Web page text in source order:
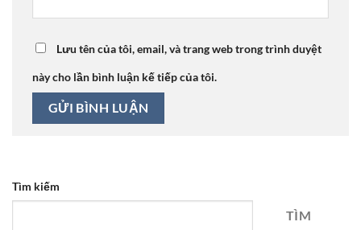
Lưu tên của tôi, email, và trang web trong trình duyệt
này cho lần bình luận kế tiếp của tôi.
Tìm kiếm
TÌM